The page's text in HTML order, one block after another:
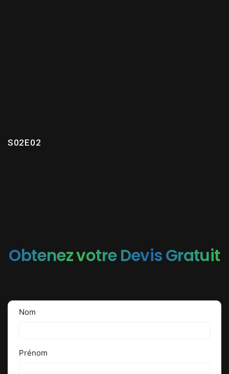
S02E02
Obtenez votre Devis Gratuit